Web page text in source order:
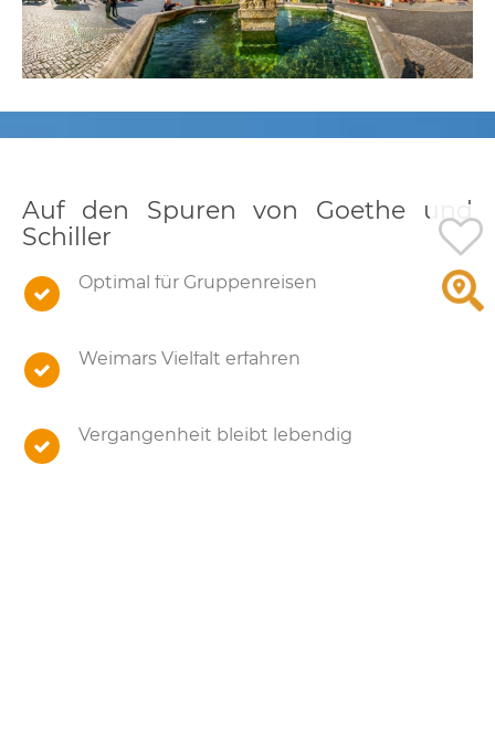
Auf den Spuren von Goethe und
Schiller
Optimal für Gruppenreisen
Weimars Vielfalt erfahren
Vergangenheit bleibt lebendig